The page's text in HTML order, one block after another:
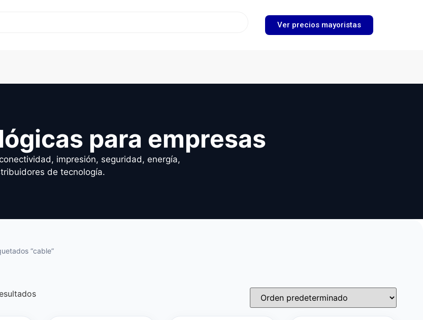
Ver precios mayoristas
para empresas
impresión, seguridad, energía,
de tecnología.
“cable”